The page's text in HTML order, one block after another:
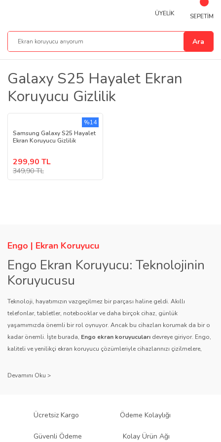
Ara
ÜYELİK SEPETİM
Galaxy S25 Hayalet Ekran
Koruyucu Gizlilik
Samsung Galaxy S25 Hayalet
Ekran Koruyucu Gizlilik
299,90 TL
349,90 TL
%14
Engo | Ekran Koruyucu
Engo Ekran Koruyucu: Teknolojinin
Koruyucusu
Teknoloji, hayatımızın vazgeçilmez bir parçası haline geldi. Akıllı
telefonlar, tabletler, notebooklar ve daha birçok cihaz, günlük
yaşamımızda önemli bir rol oynuyor. Ancak bu cihazları korumak da bir o
kadar önemli. İşte burada, Engo ekran koruyucuları devreye giriyor. Engo,
kaliteli ve yenilikçi ekran koruyucu çözümleriyle cihazlarınızı çizilmelere,
sağlıyor.
Engo ekran koruyucuları
, uzun yıllara dayanan tecrübesi ve teknolojiye
ürününü titiz bir kalite kontrol sürecinden geçirir. Kullanıcı dostu tasarımı
Ücretsiz Kargo Ödeme Kolaylığı
Güvenli Ödeme Kolay Ürün Ağı